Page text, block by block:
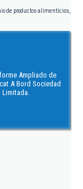
de productos alimenticios,
Ampliado de
A Bord Sociedad
Limitada.